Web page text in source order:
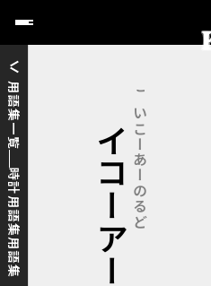
用語集一覧
時計用語集用語集 せいこーあーのるど